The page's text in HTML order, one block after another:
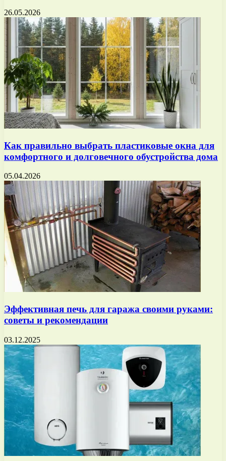
26.05.2026
Как правильно выбрать пластиковые окна для
комфортного и долговечного обустройства дома
05.04.2026
Эффективная печь для гаража своими руками:
советы и рекомендации
03.12.2025